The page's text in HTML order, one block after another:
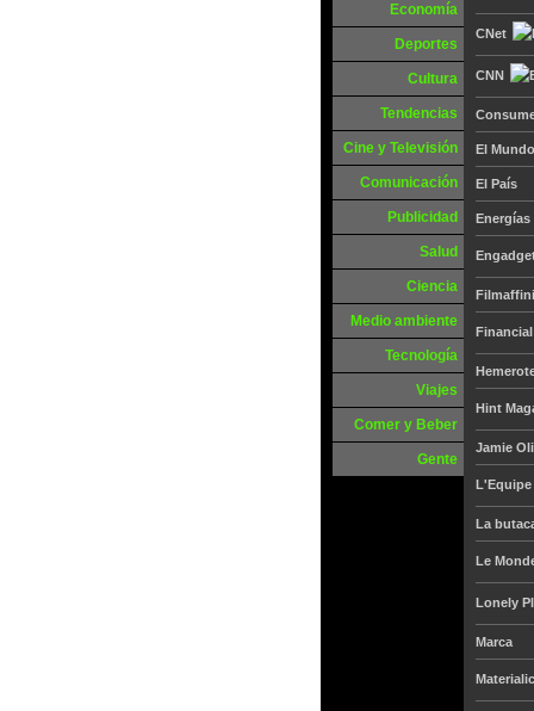
Economía
Deportes
Cultura
Tendencias
Cine y Televisión
Comunicación
Publicidad
Salud
Ciencia
Medio ambiente
Tecnología
Viajes
Comer y Beber
Gente
CNet
CNN
El Mundo
El País
Energías
Hint
Jamie
L'Equipe
La
Le
Lonely
Marca